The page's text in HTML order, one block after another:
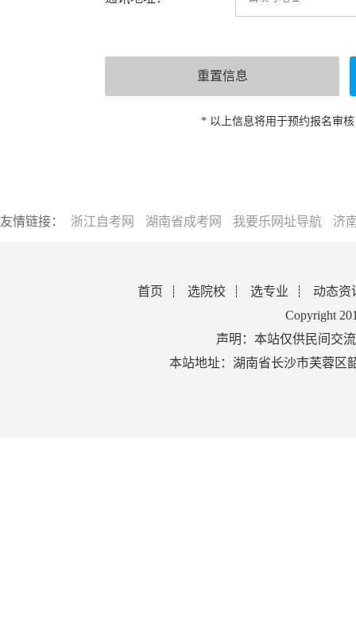
* 以上信息将用于预约报名审
友情链接： 浙江自考网 湖南省成考网 我要乐网址导航 济
首页 选院校 选专业
动态资
Copyright
声明：本站仅供民间交
本站地址：湖南省长沙市芙蓉区